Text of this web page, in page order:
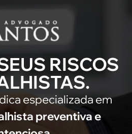
RISCOS
especializada em
preventiva e